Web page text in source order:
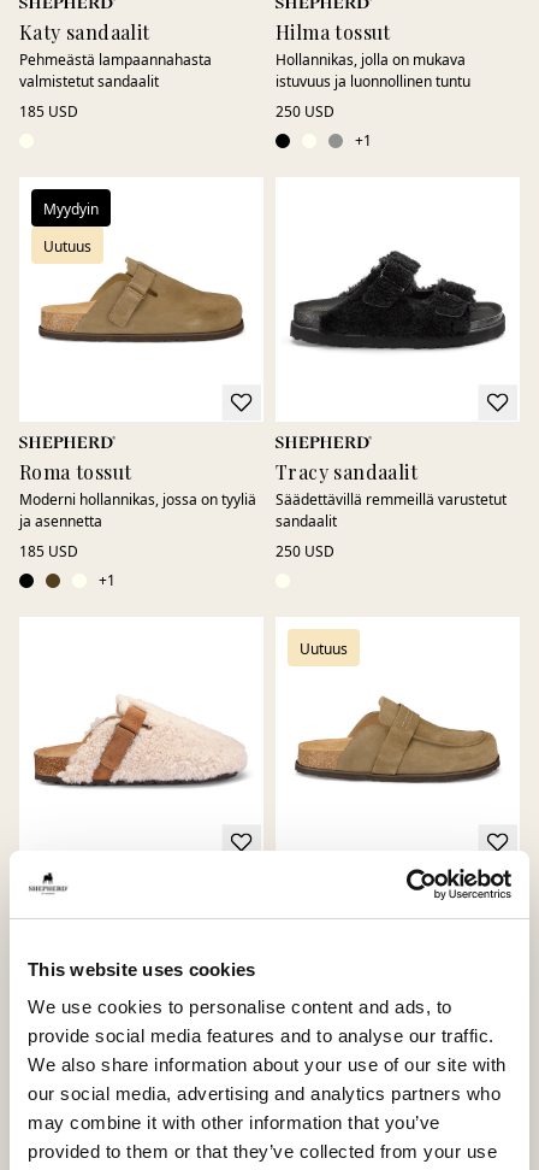
This website uses cookies
We use cookies to personalise content and ads, to
provide social media features and to analyse our traffic.
We also share information about your use of our site with
our social media, advertising and analytics partners who
may combine it with other information that you’ve
provided to them or that they’ve collected from your use
Katy sandaalit
Pehmeästä lampaannahasta
valmistetut sandaalit
185 USD
Hilma tossut
Hollannikas, jolla on mukava
istuvuus ja luonnollinen tuntu
250 USD
+1
Myydyin
Uutuus
Roma tossut
Moderni hollannikas, jossa on tyyliä
ja asennetta
185 USD
+1
Tracy sandaalit
Säädettävillä remmeillä varustetut
sandaalit
250 USD
ja asennetta
+1
Uutuus
Uutuus Uutuus